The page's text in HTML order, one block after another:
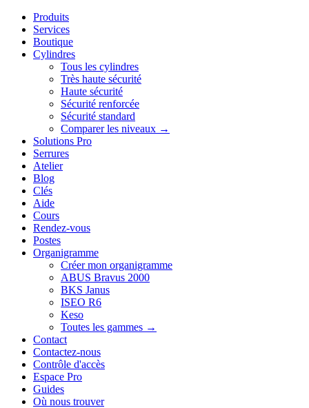
Produits
Services
Boutique
Cylindres
Tous les cylindres
Très haute sécurité
Haute sécurité
Sécurité renforcée
Sécurité standard
Comparer les niveaux →
Solutions Pro
Serrures
Atelier
Blog
Clés
Aide
Cours
Rendez-vous
Postes
Organigramme
Créer mon organigramme
ABUS Bravus 2000
BKS Janus
ISEO R6
Keso
Toutes les gammes →
Contact
Contactez-nous
Contrôle d'accès
Espace Pro
Guides
Où nous trouver